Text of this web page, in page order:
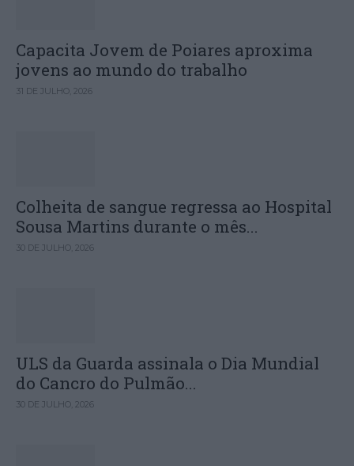
Capacita Jovem de Poiares aproxima
jovens ao mundo do trabalho
31 DE JULHO, 2026
Colheita de sangue regressa ao Hospital
Sousa Martins durante o mês...
30 DE JULHO, 2026
ULS da Guarda assinala o Dia Mundial
do Cancro do Pulmão...
30 DE JULHO, 2026